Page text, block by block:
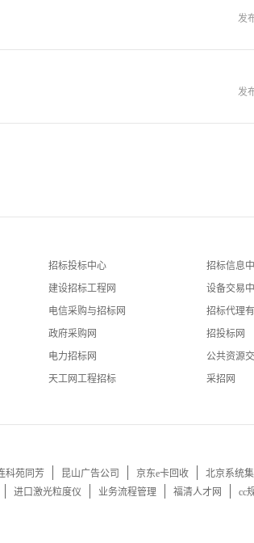
发
发
招标投标中心
招标信息
建设招标工程网
设备交易
电信采购与招标网
招标代理
政府采购网
招投标网
电力招标网
公共资源
天工网工程招标
采招网
科苑同芳 昆山广告公司 京东e卡回收
北京系统
进口激光粒度仪 业务流程管理 福清人才网 cc